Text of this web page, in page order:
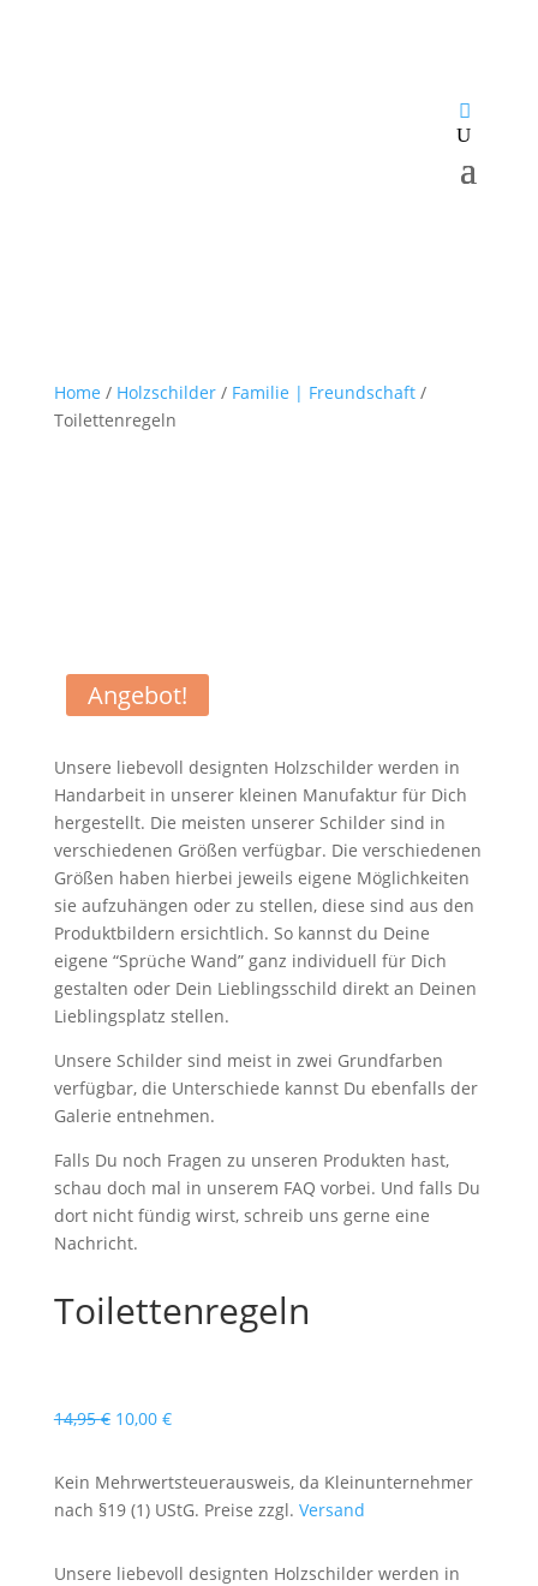
Home / Holzschilder/ Familie | Freundschaft/
Toilettenregeln
Angebot!
Unsere liebevoll designten Holzschilder werden in
Handarbeit in unserer kleinen Manufaktur für Dich
hergestellt. Die meisten unserer Schilder sind in
verschiedenen Größen verfügbar. Die verschiedenen
Größen haben hierbei jeweils eigene Möglichkeiten
sie aufzuhängen oder zu stellen, diese sind aus den
Produktbildern ersichtlich. So kannst du Deine
eigene “Sprüche Wand” ganz individuell für Dich
gestalten oder Dein Lieblingsschild direkt an Deinen
Lieblingsplatz stellen.
Unsere Schilder sind meist in zwei Grundfarben
verfügbar, die Unterschiede kannst Du ebenfalls der
Galerie entnehmen.
Falls Du noch Fragen zu unseren Produkten hast,
schau doch mal in unserem FAQ vorbei. Und falls Du
dort nicht fündig wirst, schreib uns gerne eine
Nachricht.
Toilettenregeln
14,95€ Ursprünglicher
war:
14,95 €
10,00 €Aktueller
ist:
10,00 €.
Kein Mehrwertsteuerausweis, da Kleinunternehmer
nach §19 (1) UStG. Preise zzgl. Versand
Unsere liebevoll designten Holzschilder werden in